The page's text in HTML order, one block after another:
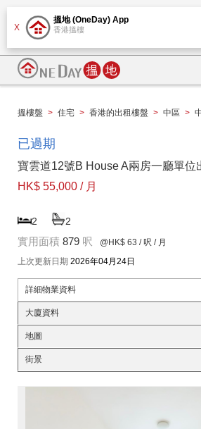
X
搵地 (OneDay) App
香港搵樓
搵樓盤 > 住宅 > 香港的出租樓盤 > 中區 >
已過期
寶雲道12號B House A兩房一廳單位
HK$ 55,000 / 月
2 2
實用面積 879 呎 @HK$ 63 / 呎 / 月
上次更新日期 2026年04月24日
詳細物業資料
大廈資料
地圖
街景